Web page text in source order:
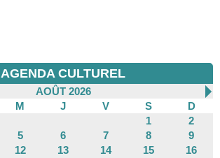
AGENDA CULTUREL
AOÛT 2026
M J V S
D
1
2
5 6 7 8
9
12 13 14 15
16